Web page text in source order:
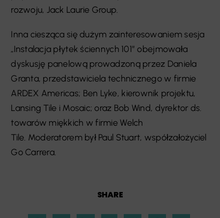
SHARE
rozwoju, Jack Laurie Group.
Inna ciesząca się dużym zainteresowaniem sesja
„Instalacja płytek ściennych 101” obejmowała
dyskusję panelową prowadzoną przez Daniela
Granta, przedstawiciela technicznego w firmie
ARDEX Americas; Ben Lyke, kierownik projektu,
Lansing Tile i Mosaic; oraz Bob Wind, dyrektor ds.
towarów miękkich w firmie Welch
Tile. Moderatorem był Paul Stuart, współzałożyciel
Go Carrera.